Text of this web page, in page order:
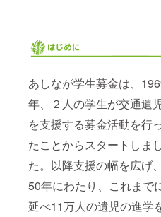
あしなが学生募金は、
年、２人の学生が交通遺
を支援する募金活動を行
たことからスタートしま
た。以降支援の幅を広げ、
50年にわたり、これまで
延べ11万人の遺児の進学